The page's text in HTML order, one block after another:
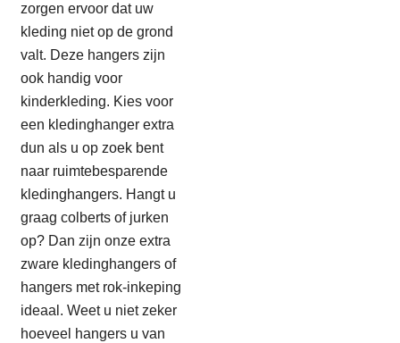
zorgen ervoor dat uw
kleding niet op de grond
valt. Deze hangers zijn
ook handig voor
kinderkleding. Kies voor
een kledinghanger extra
dun als u op zoek bent
naar ruimtebesparende
kledinghangers. Hangt u
graag colberts of jurken
op? Dan zijn onze extra
zware kledinghangers of
hangers met rok-inkeping
ideaal. Weet u niet zeker
hoeveel hangers u van